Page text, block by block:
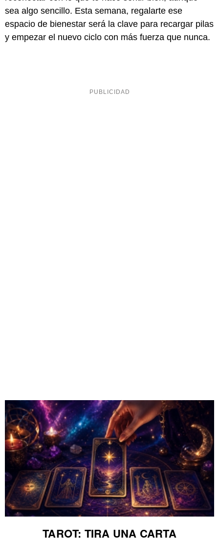
sea algo sencillo. Esta semana, regalarte ese
espacio de bienestar será la clave para recargar pilas
y empezar el nuevo ciclo con más fuerza que nunca.
TAROT: TIRA UNA CARTA